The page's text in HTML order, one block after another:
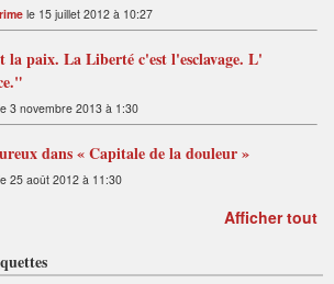
le 15 juillet 2012 à 10:27
la paix. La Liberté c'est l'esclavage. L'
3 novembre 2013 à 1:30
dans « Capitale de la douleur »
25 août 2012 à 11:30
Afficher tout